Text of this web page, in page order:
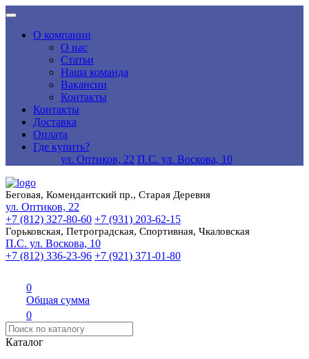
О компании
О нас
Статьи
Наша команда
Вакансии
Контакты
Контакты
Доставка
Оплата
Где купить?
ул. Оптиков, 22 П.С. ул. Воскова, 10
Беговая, Комендантский пр., Старая Деревня
ул. Оптиков, 22
+7 (812) 327-80-60 +7 (931) 203-62-15
Горьковская, Петроградская, Спортивная, Чкаловская
П.С. ул. Воскова, 10
+7 (812) 336-23-96 +7 (921) 371-01-80
0
Общая сумма
0
Каталог